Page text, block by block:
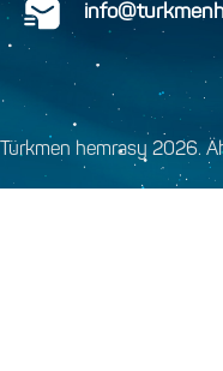
Türkmen hemrasy 2026.